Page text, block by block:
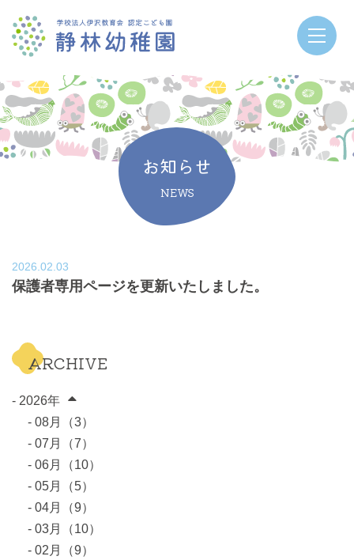
お知らせ
NEWS
ARCHIVE
- 2026年
- 08月（3）
- 07月（7）
- 06月（10）
- 05月（5）
- 04月（9）
- 03月（10）
- 02月（9）
2026.02.03
保護者専用ページを更新いたしました。